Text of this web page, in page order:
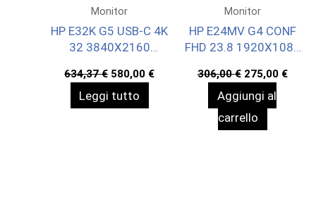
Monitor
HP E32K G5 USB-C 4K
32 3840X2160
634,37€ Il
prezzo
originale
era:
580,00 €Il
prezzo
Leggi tutto
Monitor
HP E24MV G4 CONF
FHD 23.8 1920X1080
306,00€ Il
prezzo
originale
306,00 €.
275,00 €Il
Aggiungi al
carrello